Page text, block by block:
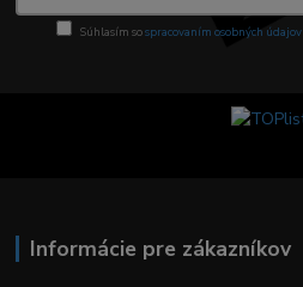
Súhlasím sospracovaním osobných údajov
Informácie pre zákazníkov